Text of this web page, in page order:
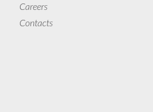
Careers
Contacts